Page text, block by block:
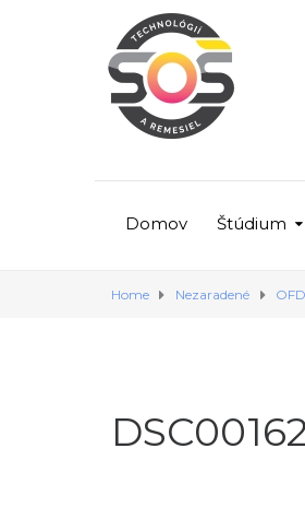
Domov Štúdium
Home Nezaradené